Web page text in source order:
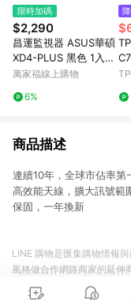
限時加碼
$2,290
昌運監視器 ASUS華碩
XD4-PLUS 黑色 1入
(單入)一入 AX1800 M
線路由器
萬家福線上購物
6%
無
商品描述
連續10年，全球市佔
高效能天線，擴大訊
保固，一年換新
LINE 購物是匯集購物情報
風格做合作網路商家的延伸
商品至各合作網路商家，